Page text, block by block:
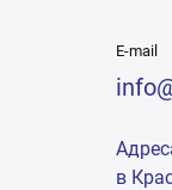
E-mail
в